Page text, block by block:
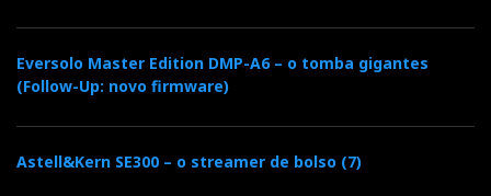
Eversolo Master Edition DMP-A6 – o tomba gigantes
(Follow-Up: novo firmware)
Astell&Kern SE300 – o streamer de bolso (7)